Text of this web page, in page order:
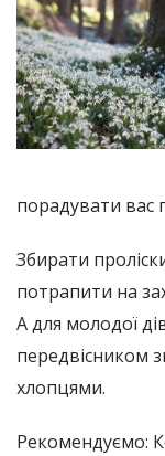
порадувати вас
Збирати
потрапити на
А для молодої
передвісником
хлопцями.
Рекомендуємо: